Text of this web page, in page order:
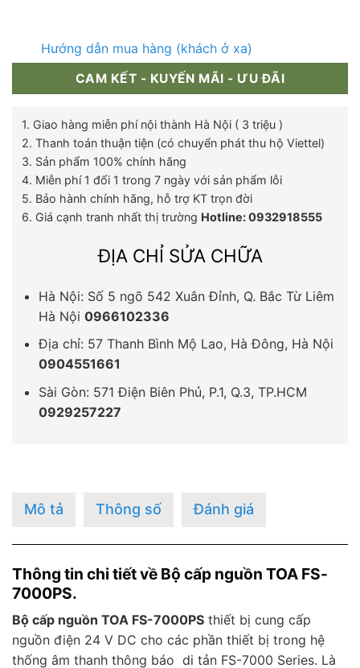
Hướng dẫn mua hàng (khách ở xa)
CAM KẾT - KUYẾN MÃI - ƯU ĐÃI
1. Giao hàng miễn phí nội thành Hà Nội ( 3 triệu )
2. Thanh toán thuận tiện (có chuyển phát thu hộ Viettel)
3. Sản phẩm 100% chính hãng
4. Miễn phí 1 đổi 1 trong 7 ngày với sản phẩm lỗi
5. Bảo hành chính hãng, hỗ trợ KT trọn đời
6. Giá cạnh tranh nhất thị trường Hotline: 0932918555
ĐỊA CHỈ SỬA CHỮA
Hà Nội: Số 5 ngõ 542 Xuân Đỉnh, Q. Bắc Từ Liêm
Hà Nội 0966102336
Địa chỉ: 57 Thanh Bình Mộ Lao, Hà Đông, Hà Nội
0904551661
Sài Gòn: 571 Điện Biên Phủ, P.1, Q.3, TP.HCM
0929257227
Mô tả Thông số Đánh giá
Thông tin chi tiết về Bộ cấp nguồn TOA FS-
7000PS.
Bộ cấp nguồn TOA FS-7000PS thiết bị cung cấp
nguồn điện 24 V DC cho các phần thiết bị trong hệ
thống âm thanh thông báo di tản FS-7000 Series. Là